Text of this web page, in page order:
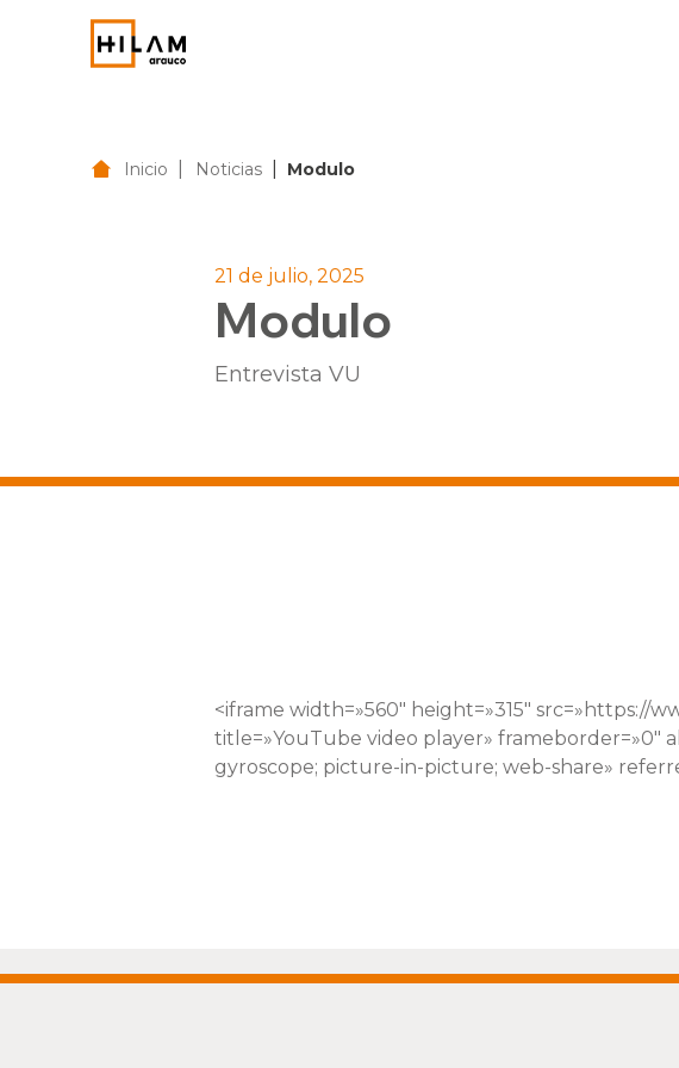
Inicio Noticias Modulo
21 de julio, 2025
Modulo
Entrevista VU
<iframe width=»560″ height=»315″ src=»https://
title=»YouTube video player»
gyroscope; picture-in-picture; web-share»